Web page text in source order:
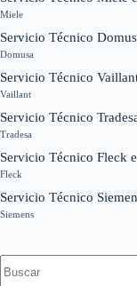
Miele
Servicio Técnico
Domusa
Servicio Técnico
Vaillant
Servicio Técnico
Tradesa
Servicio Técnico Fleck
Fleck
Servicio Técnico
Siemens
resultados